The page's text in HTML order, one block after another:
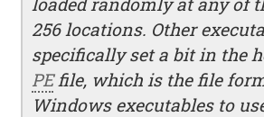
256 locations. Other
specifically set a bit in the
PEfile, which is the file
Windows executables to